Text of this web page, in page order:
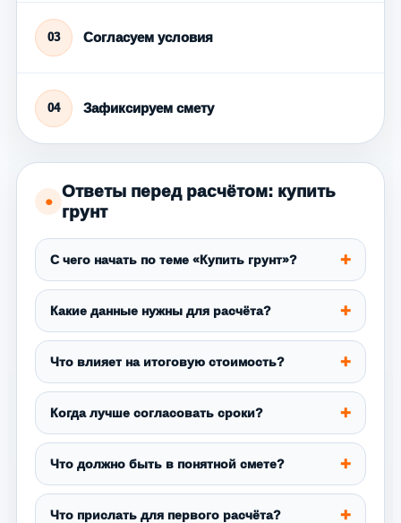
03 Согласуем условия
04 Зафиксируем смету
●
Ответы перед расчётом: купить
грунт
С чего начать по теме «Купить грунт»?
Какие данные нужны для расчёта?
Что влияет на итоговую стоимость?
Когда лучше согласовать сроки?
Что должно быть в понятной смете?
Что прислать для первого расчёта?